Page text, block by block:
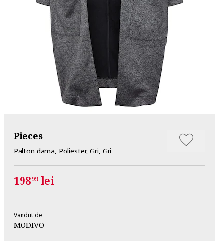
Pieces
Palton dama, Poliester, Gri, Gri
19899 lei
Vandut de
MODIVO